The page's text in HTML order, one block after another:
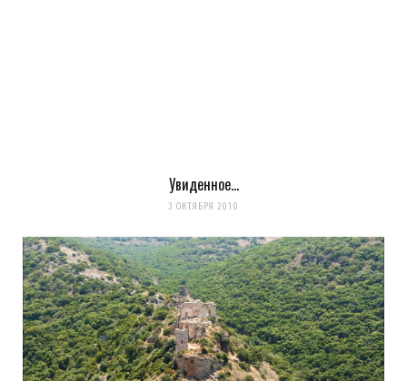
Сохранить моё имя, email и адрес сайта в этом браузере для
Уведомить меня о новых комментариях по email.
Уведомлять меня о новых записях почтой.
Оповещать о новых
комментариях. А можно простоподписаться на комментарии
Увиденное…
3 ОКТЯБРЯ 2010